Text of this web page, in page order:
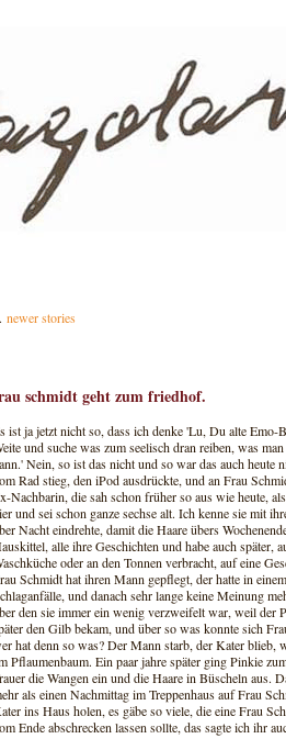
newer stories
schmidt geht zum friedhof.
ist ja jetzt nicht so, dass ich denke 'Lu, Du alte
und suche was zum seelisch dran reiben, was
Nein, so ist das nicht und so war das auch heute
Rad stieg, den iPod ausdrückte, und an Frau
Nachbarin, die sah schon früher so aus wie heute,
und sei schon ganze sechse alt. Ich kenne sie mit
Nacht eindrehte, damit die Haare übers
alle ihre Geschichten und habe auch später,
oder an den Tonnen verbracht, auf eine
Schmidt hat ihren Mann gepflegt, der hatte in
und danach sehr lange keine Meinung
den sie immer ein wenig verzweifelt war, weil der
den Gilb bekam, und über so was konnte sich
hat denn so was? Der Mann starb, der Kater blieb,
Pflaumenbaum. Ein paar jahre später ging Pinkie
die Wangen ein und die Haare in Büscheln aus.
als einen Nachmittag im Treppenhaus auf Frau
ins Haus holen, es gäbe so viele, die eine Frau
Ende abschrecken lassen sollte, das sagte ich ihr